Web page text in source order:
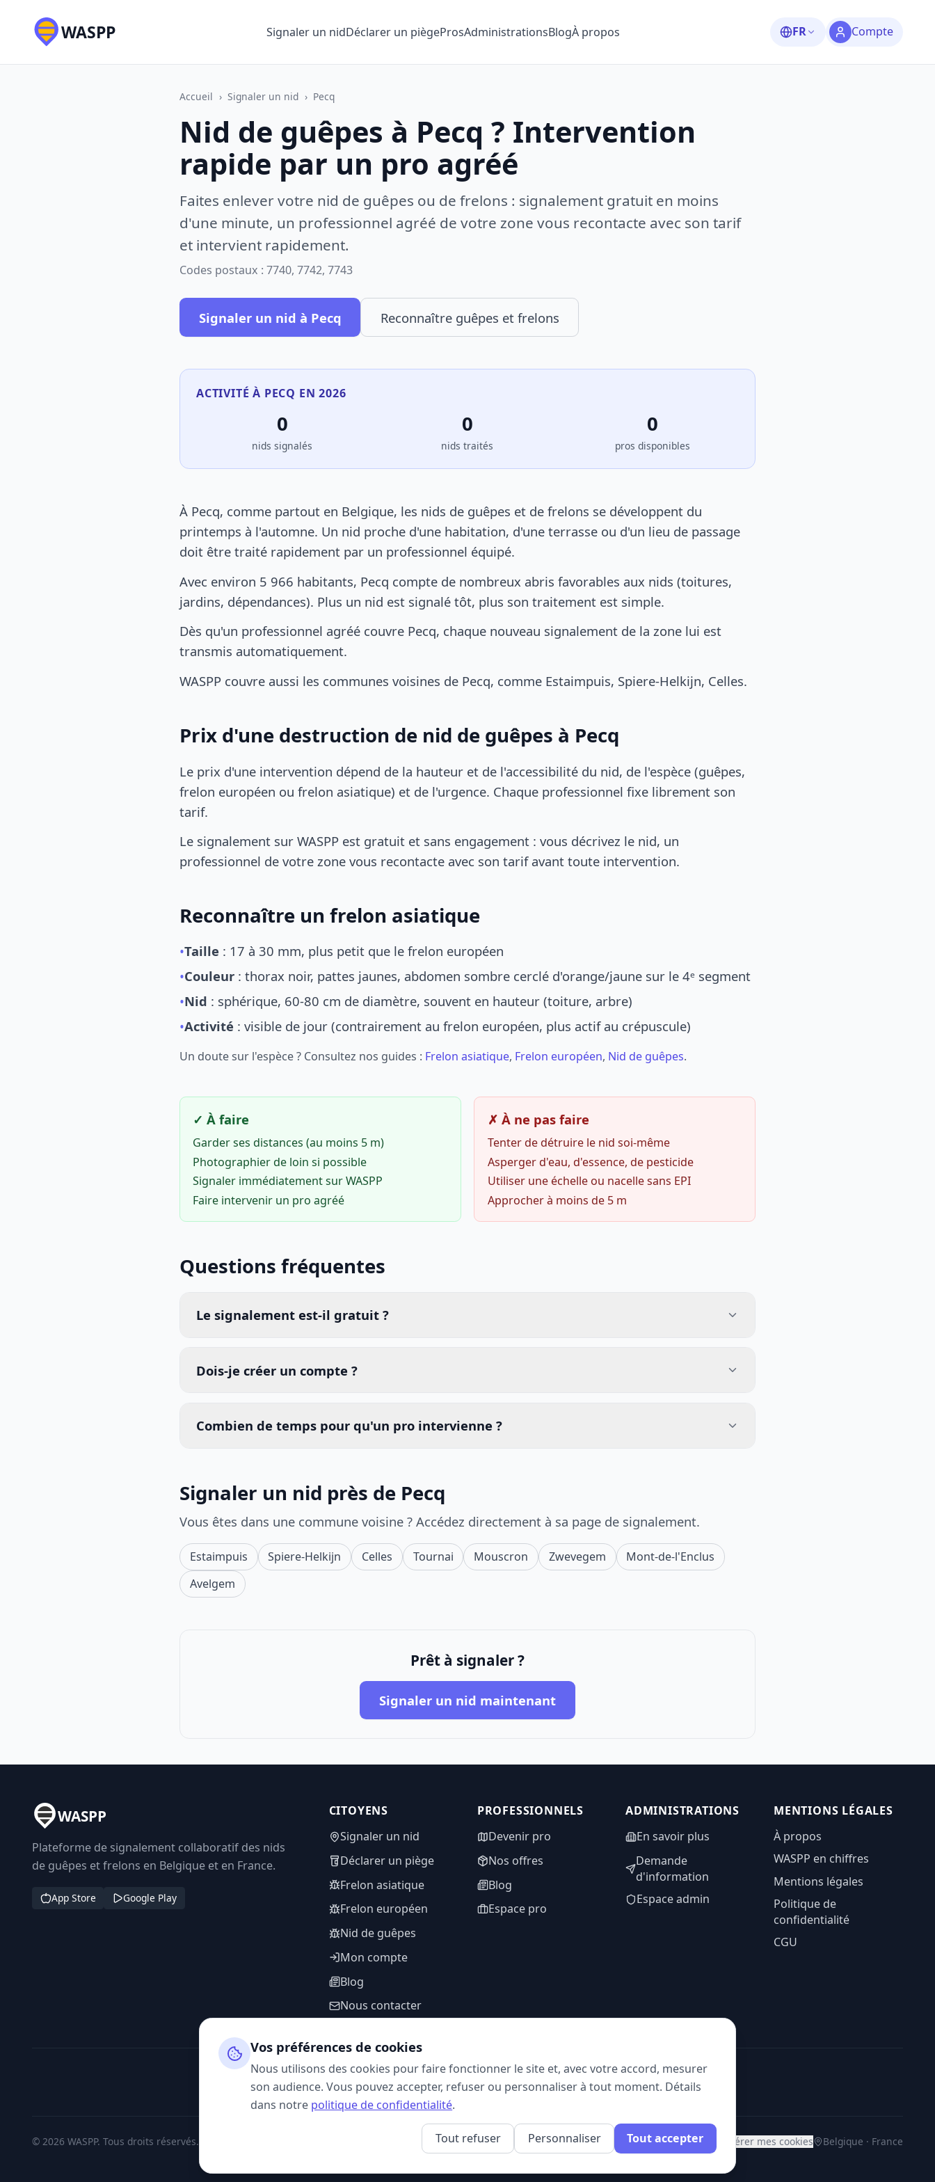
WASPP Signaler un nidDéclarer un piègeProsAdministrationsBlogÀ propos FR Compte
Accueil › Signaler un nid › Pecq
Nid de guêpes à Pecq ? Intervention
rapide par un pro agréé
Faites enlever votre nid de guêpes ou de frelons : signalement gratuit en moins
d'une minute, un professionnel agréé de votre zone vous recontacte avec son tarif
et intervient rapidement.
Codes postaux : 7740, 7742, 7743
Signaler un nid à Pecq Reconnaître guêpes et frelons
ACTIVITÉ À PECQ EN 2026
0
nids signalés
0
nids traités
0
pros disponibles
À Pecq, comme partout en Belgique, les nids de guêpes et de frelons se développent du
printemps à l'automne. Un nid proche d'une habitation, d'une terrasse ou d'un lieu de passage
doit être traité rapidement par un professionnel équipé.
Avec environ 5 966 habitants, Pecq compte de nombreux abris favorables aux nids (toitures,
jardins, dépendances). Plus un nid est signalé tôt, plus son traitement est simple.
Dès qu'un professionnel agréé couvre Pecq, chaque nouveau signalement de la zone lui est
transmis automatiquement.
WASPP couvre aussi les communes voisines de Pecq, comme Estaimpuis, Spiere-Helkijn, Celles.
Prix d'une destruction de nid de guêpes à Pecq
Le prix d'une intervention dépend de la hauteur et de l'accessibilité du nid, de l'espèce (guêpes,
frelon européen ou frelon asiatique) et de l'urgence. Chaque professionnel fixe librement son
tarif.
Le signalement sur WASPP est gratuit et sans engagement : vous décrivez le nid, un
professionnel de votre zone vous recontacte avec son tarif avant toute intervention.
Reconnaître un frelon asiatique
•Taille : 17 à 30 mm, plus petit que le frelon européen
•Couleur : thorax noir, pattes jaunes, abdomen sombre cerclé d'orange/jaune sur le 4ᵉ segment
•Nid : sphérique, 60-80 cm de diamètre, souvent en hauteur (toiture, arbre)
•Activité : visible de jour (contrairement au frelon européen, plus actif au crépuscule)
Un doute sur l'espèce ? Consultez nos guides : Frelon asiatique, Frelon européen, Nid de guêpes.
✓ À faire
Garder ses distances (au moins 5 m)
Photographier de loin si possible
Signaler immédiatement sur WASPP
Faire intervenir un pro agréé
✗ À ne pas faire
Tenter de détruire le nid soi-même
Asperger d'eau, d'essence, de pesticide
Utiliser une échelle ou nacelle sans EPI
Approcher à moins de 5 m
Questions fréquentes
Le signalement est-il gratuit ?
Dois-je créer un compte ?
Combien de temps pour qu'un pro intervienne ?
Signaler un nid près de Pecq
Vous êtes dans une commune voisine ? Accédez directement à sa page de signalement.
Estaimpuis Spiere-Helkijn Celles Tournai Mouscron Zwevegem
Mont-de-l'Enclus
Avelgem
Prêt à signaler ?
Signaler un nid maintenant
WASPP
Plateforme de signalement collaboratif des nids
de guêpes et frelons en Belgique et en France.
App Store Google Play
CITOYENS
Signaler un nid
Déclarer un piège
Frelon asiatique
Frelon européen
Nid de guêpes
Mon compte
Blog
Nous contacter
PROFESSIONNELS
Devenir pro
Nos offres
Blog
Espace pro
ADMINISTRATIONS
En savoir plus
Demande
d'information
Espace admin
MENTIONS LÉGALES
À propos
WASPP en chiffres
Mentions légales
Politique de
confidentialité
CGU
SUIVEZ-NOUS
© 2026 WASPP. Tous droits réservés. Gérer mes cookies Belgique · France
Vos préférences de cookies
Nous utilisons des cookies pour faire fonctionner le site et, avec votre accord, mesurer
son audience. Vous pouvez accepter, refuser ou personnaliser à tout moment. Détails
dans notre politique de confidentialité.
Tout refuser Personnaliser Tout accepter